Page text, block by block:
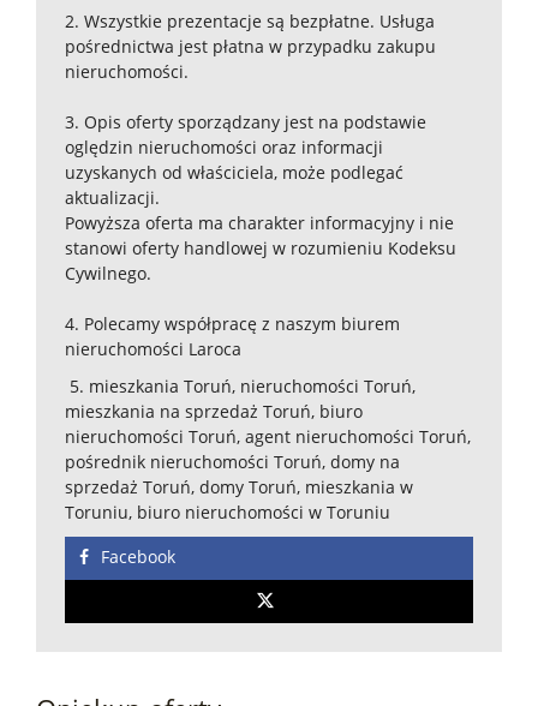
2. Wszystkie prezentacje są bezpłatne. Usługa
pośrednictwa jest płatna w przypadku zakupu
nieruchomości.
3. Opis oferty sporządzany jest na podstawie
oględzin nieruchomości oraz informacji
uzyskanych od właściciela, może podlegać
aktualizacji.
Powyższa oferta ma charakter informacyjny i nie
stanowi oferty handlowej w rozumieniu Kodeksu
Cywilnego.
4. Polecamy współpracę z naszym biurem
nieruchomości Laroca
5. mieszkania Toruń, nieruchomości Toruń,
mieszkania na sprzedaż Toruń, biuro
nieruchomości Toruń, agent nieruchomości Toruń,
pośrednik nieruchomości Toruń, domy na
sprzedaż Toruń, domy Toruń, mieszkania w
Toruniu, biuro nieruchomości w Toruniu
Facebook